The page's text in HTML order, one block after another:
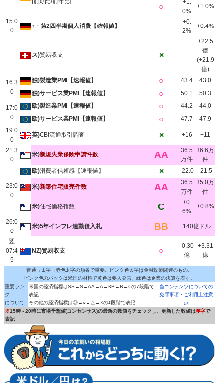
15:0
0
[前期比/前年比]
○
+1.
0%
+1.0%
↑・第2四半期個人消費【確報値】
+0.
2%
+0.4%
ス)貿易収支 × -
+22.5
億
(+21.9
億)
16:3
0
独)製造業PMI【速報値】 ○ 43.4
43.0
独)サービス業PMI【速報値】
○ 50.1 50.3
17:0
0
欧)製造業PMI【速報値】 ○ 44.2
44.0
欧)サービス業PMI【速報値】
○ 47.7
47.9
19:0
0
英)CBI流通取引調査 × +16 +11
21:3
0
米)新規失業保険申請件数 AA
36.5
万件
36.6万
件
23:0
0
欧)消費者信頼感【速報値】 × -22.0 -21.5
米)新築住宅販売件数 AA
36.5
万件
35.0万
件
米)住宅価格指数 C
+0.
6%
+0.8%
26:0
0
米)5年インフレ連動債入札 BB 140億ドル
翌
07:4
5
NZ)貿易収支 ○
-0.30
億
+3.31
億
普通→太字→赤色太字の順番で重要。ピンク色太字は金融政策関連のもの。
ピンク色のバックは米国の材料で黄色は要人発言、緑色は企業の決算を表す。
重要ラン
ク
について
米国の経済指標はSS→S→AA→A→BB→B→Cの7段階で
表記
その他の経済指標は◎→○→△→×の4段階で表記
当コンテンツについての
免罪事項・ご利用上注意
点
※15時～20時に市場予想値(コンセンサス)の最新の数値をチェックし、更新した数値は赤字で
表記